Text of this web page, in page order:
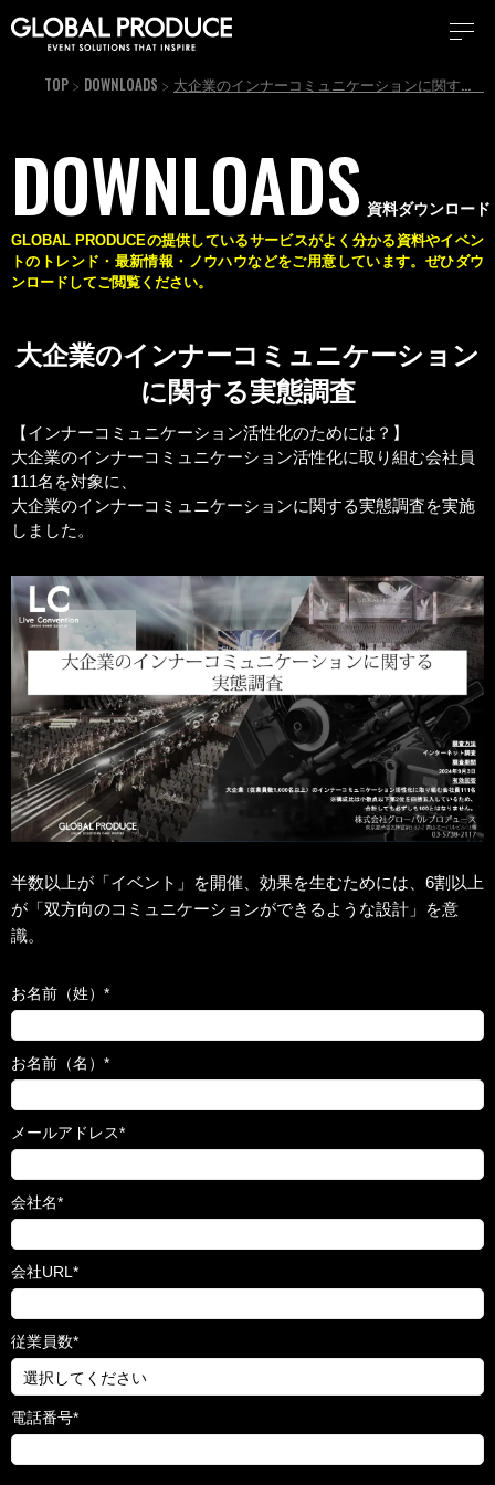
TOP DOWNLOADS 大企業のインナーコミュニケーションに関する実態調査
DOWNLOADS 資料ダウンロード
GLOBAL PRODUCEの提供しているサービスがよく分かる資料やイベン
トのトレンド・最新情報・ ノウハウなどをご用意しています。ぜひダウ
ンロードしてご閲覧ください。
大企業のインナーコミュニケーション
に関する実態調査
【インナーコミュニケーション活性化のためには？】
大企業のインナーコミュニケーション活性化に取り組む会社員
111名を対象に、
大企業のインナーコミュニケーションに関する実態調査を実施
しました。
半数以上が「イベント」を開催、効果を生むためには、6割以上
が「双方向のコミュニケーションができるような設計」を意
識。
お名前（姓） *
お名前（名） *
メールアドレス*
会社名*
会社URL *
従業員数*
電話番号*